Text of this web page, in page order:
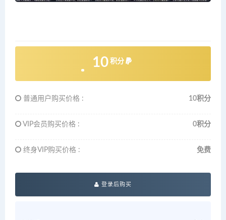
10 积分
普通用户购买价格 : 10积分
VIP会员购买价格 : 0积分
终身VIP购买价格 : 免费
登录后购买